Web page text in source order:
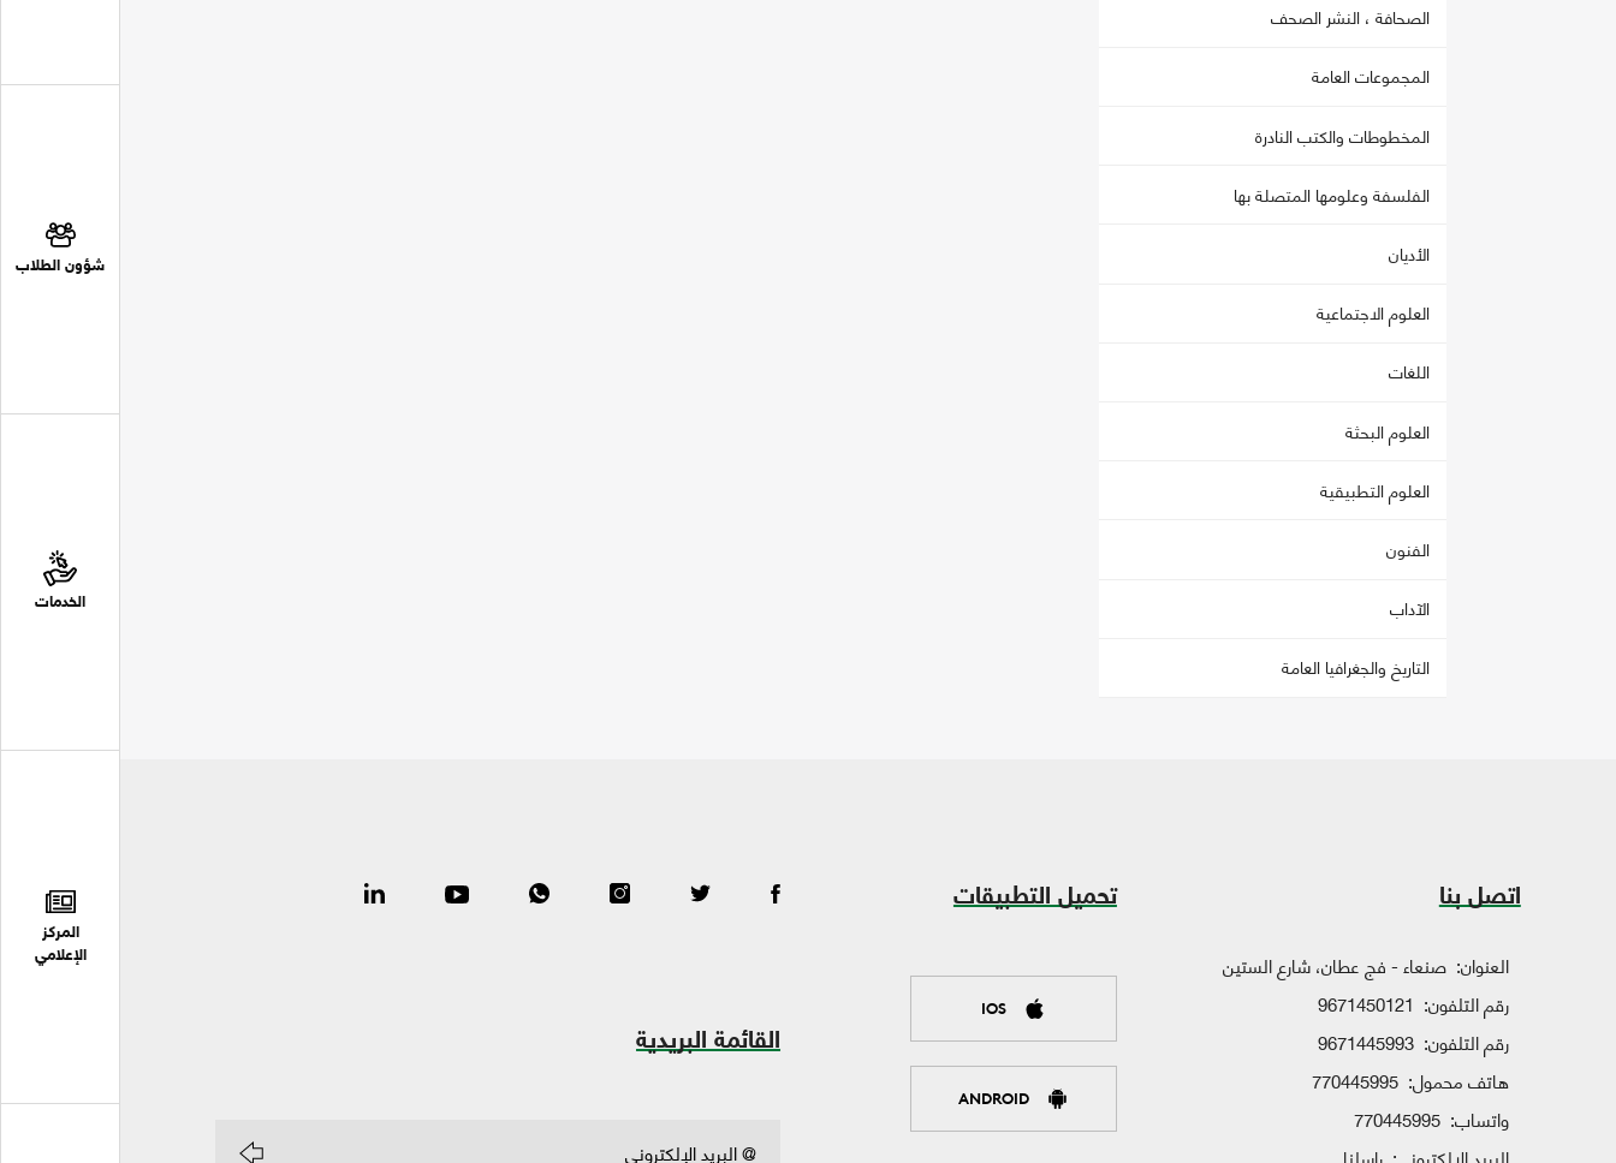
شؤون الطلاب
الخدمات
المركز
الإعلامي
الصحافة ، النشر الصحف
المجموعات العامة
المخطوطات والكتب النادرة
الفلسفة وعلومها المتصلة بها
الأديان
العلوم الاجتماعية
اللغات
العلوم البحثة
العلوم التطبيقية
الفنون
الآداب
التاريخ والجغرافيا العامة
اتصل بنا
العنوان: صنعاء - فج عطان، شارع الستين
رقم التلفون: 9671450121
رقم التلفون: 9671445993
هاتف محمول: 770445995
واتساب: 770445995
تحميل التطبيقات
IOS
ANDROID
القائمة البريدية